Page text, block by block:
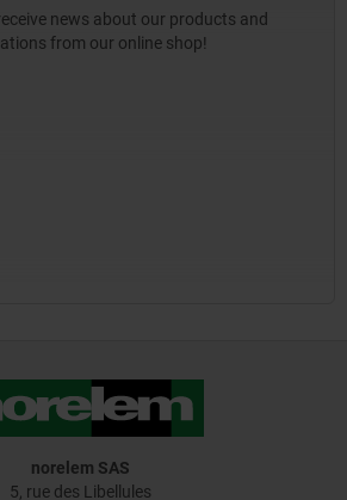
news about our products and
from our online shop!
norelem SAS
5, rue des Libellules